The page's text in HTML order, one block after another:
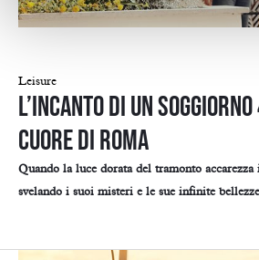
Leisure
L’incanto di un
cuore di Roma
Quando la luce dorata del tramonto
svelando i suoi misteri e le sue infinite